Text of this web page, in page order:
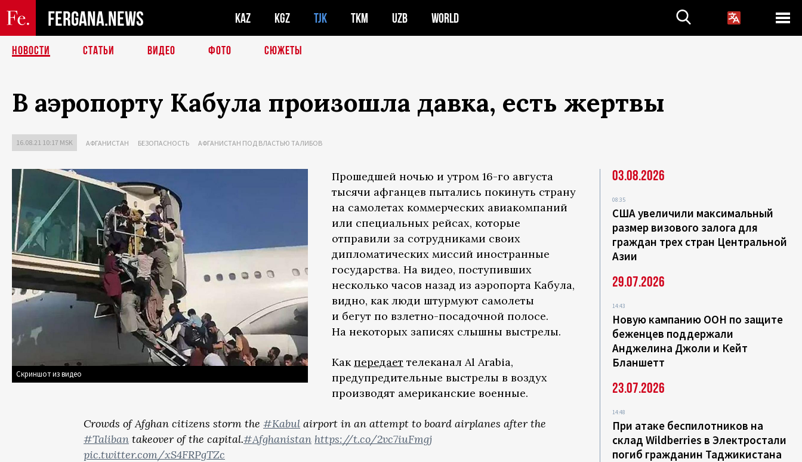
FERGANA.NEWS KAZ KGZ TJK TKM UZB WORLD
НОВОСТИ СТАТЬИ ВИДЕО ФОТО СЮЖЕТЫ
В аэропорту Кабула произошла давка, есть жертвы
16.08.21 10:17 MSK АФГАНИСТАН БЕЗОПАСНОСТЬ АФГАНИСТАН ПОД ВЛАСТЬЮ ТАЛИБОВ
Скриншот из видео
Прошедшей ночью и утром 16-го августа
тысячи афганцев пытались покинуть страну
на самолетах коммерческих авиакомпаний
или специальных рейсах, которые
отправили за сотрудниками своих
дипломатических миссий иностранные
государства. На видео, поступивших
несколько часов назад из аэропорта Кабула,
видно, как люди штурмуют самолеты
и бегут по взлетно-посадочной полосе.
На некоторых записях слышны выстрелы.
Как передает телеканал Al Arabia,
предупредительные выстрелы в воздух
производят американские военные.
Crowds of Afghan citizens storm the #Kabul airport in an attempt to board airplanes after the
#Taliban takeover of the capital.#Afghanistan https://t.co/2vc7iuFmgj
pic.twitter.com/xS4FRPgTZc
03.08.2026
08:35
США увеличили максимальный
размер визового залога для
граждан трех стран Центральной
Азии
29.07.2026
14:43
Новую кампанию ООН по защите
беженцев поддержали
Анджелина Джоли и Кейт
Бланшетт
23.07.2026
14:48
При атаке беспилотников на
склад Wildberries в Электростали
погиб гражданин Таджикистана